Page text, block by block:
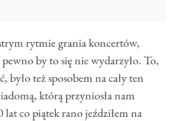
rytmie grania koncertów,
by to się nie wydarzyło. To,
było też sposobem na cały ten
którą przyniosła nam
lat co piątek rano jeździłem na